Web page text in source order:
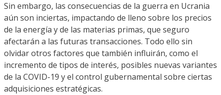
Sin embargo, las consecuencias de la guerra en Ucrania
aún son inciertas, impactando de lleno sobre los precios
de la energía y de las materias primas, que seguro
afectarán a las futuras transacciones. Todo ello sin
olvidar otros factores que también influirán, como el
incremento de tipos de interés, posibles nuevas variantes
de la COVID-19 y el control gubernamental sobre ciertas
adquisiciones estratégicas.